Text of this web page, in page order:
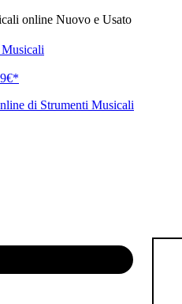
online Nuovo e Usato